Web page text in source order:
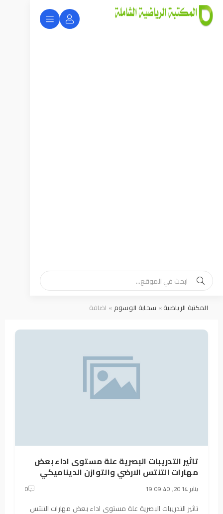
المكتبة الرياضية» سحابة الوسوم » اضافة
تاثير التدريبات البصرية علة مستوى اداء بعض
مهارات التنتس الارضي والتوازن الديناميكي
19 يناير 2014, 09:40 0
تاثير التدريبات البصرية علة مستوى اداء بعض مهارات التنتس